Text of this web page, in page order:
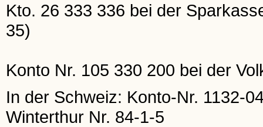
Kto. 26 333 336 bei der
35)
Konto Nr. 105 330 200 bei der
In der Schweiz: Konto-Nr. 1132-
Winterthur Nr. 84-1-5